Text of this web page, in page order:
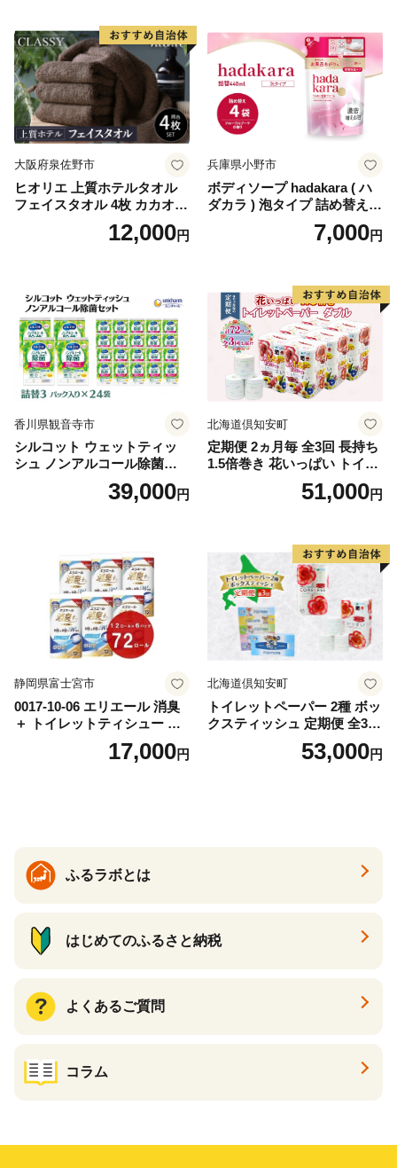
蓄 防災 エコ 消耗品 生活雑貨
生活用品 無香料 トイレット
ペーパー ダブル といれっと
ぺーぱー トイレ クレシア ト
イレットペーパー [BDBH002
-1]
大阪府泉佐野市
ヒオリエ 上質ホテルタオル
フェイスタオル 4枚 カカオ
【タオル 泉州タオル 吸水 普
段使い 無地 シンプル 日用品
12,000円
兵庫県小野市
ボディソープ hadakara ( ハ
ダカラ ) 泡タイプ 詰め替え 4
40ml×4袋 ボディーソープ 泡
ボディソープ 泡 日用品 消耗
泡石鹸 石鹸 兵庫 兵庫県 小野
7,000円
香川県観音寺市
シルコット ウェットティッ
シュ ノンアルコール除菌詰
替（43枚×3P）×24袋 日用品
おもちゃ 拭き取り 手拭き 外
39,000円
北海道倶知安町
定期便 2ヵ月毎 全3回 長持ち
1.5倍巻き 花いっぱい トイレ
ットペーパー ダブル 45ｍ 計
72ロール 全18種 花柄 プリン
ー 消耗品 備蓄 送料無料 北海
道 倶知安町 日用品
51,000円
静岡県富士宮市
0017-10-06 エリエール 消臭
＋ トイレットティシュー し
っかり香るフレッシュクリア
の香り ダブル 12ロール×6パ
17,000円
北海道倶知安町
トイレットペーパー 2種 ボッ
クスティッシュ 定期便 全3
回 日本製 まとめ買い 防災
常備品 日用雑貨 消耗品 生活
53,000円
ふるラボとは
はじめてのふるさと納税
よくあるご質問
コラム